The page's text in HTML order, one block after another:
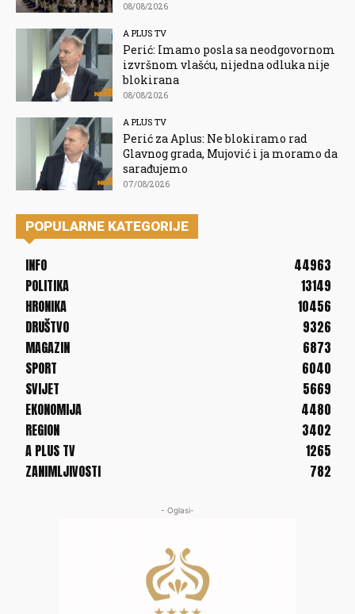
08/08/2026
A PLUS TV
Perić: Imamo posla sa neodgovornom
izvršnom vlašću, nijedna odluka nije
blokirana
08/08/2026
A PLUS TV
Perić za Aplus: Ne blokiramo rad
Glavnog grada, Mujović i ja moramo da
sarađujemo
07/08/2026
POPULARNE KATEGORIJE
INFO
44963
POLITIKA
13149
HRONIKA
10456
DRUŠTVO
9326
MAGAZIN
6873
SPORT
6040
SVIJET
5669
EKONOMIJA
4480
REGION
3402
A PLUS TV
1265
ZANIMLJIVOSTI
782
- Oglasi-